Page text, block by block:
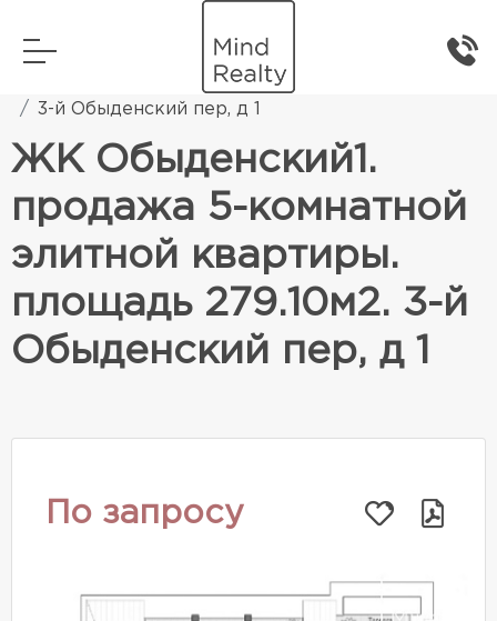
Элитная жилая недвижимость
3-й Обыденский пер, д 1
ЖК Обыденский1.
продажа 5-комнатной
элитной квартиры.
площадь 279.10м2. 3-й
Обыденский пер, д 1
По запросу